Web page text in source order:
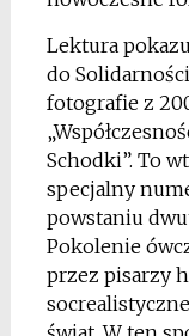
Lektura
do
fotografie z
Schodki”. To
specjalny
powstaniu
Pokolenie
przez pisarzy